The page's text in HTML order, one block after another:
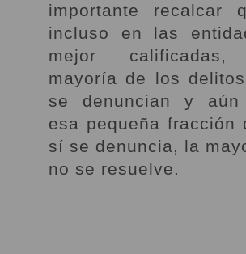
importante recalcar
incluso en las
mejor
mayoría de los
se denuncian y aún
esa pequeña fracción
sí se denuncia, la
no se resuelve.